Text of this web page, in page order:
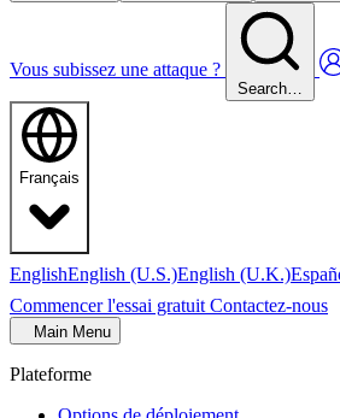
Vous subissez une attaque ?
Search…
Français
EnglishEnglish (U.S.)English (U.K.)
Commencer l'essai gratuit Contactez-nous
Main Menu
Plateforme